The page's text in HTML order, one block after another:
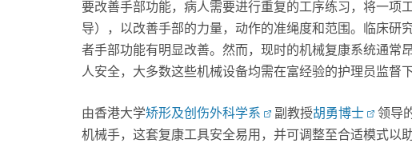
要改善手部功能，病人需要进行重复的工序练习，将一项
导），以改善手部的力量，动作的准绳度和范围。临床研
者手部功能有明显改善。然而，现时的机械复康系统通常
人安全，大多数这些机械设备均需在富经验的护理员监督下
由香港大学矫形及创伤外科学系 副教授胡勇博士
领导
机械手，这套复康工具安全易用，并可调整至合适模式以